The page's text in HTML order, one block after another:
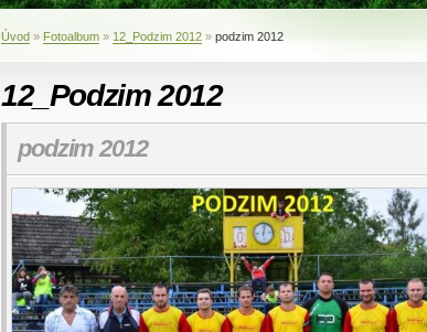
Úvod » Fotoalbum » 12_Podzim 2012 » podzim 2012
12_Podzim 2012
podzim 2012